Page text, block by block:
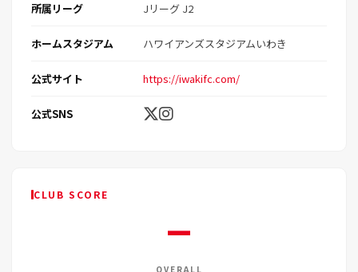
所属リーグ Jリーグ J2
ホームスタジアム ハワイアンズスタジアムいわき
公式サイト https://iwakifc.com/
公式SNS
CLUB SCORE
—
OVERALL